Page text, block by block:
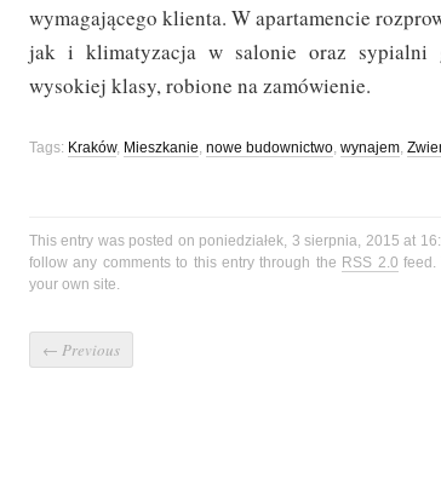
wymagającego klienta. W apartamencie
jak i klimatyzacja w salonie oraz sypialni
wysokiej klasy, robione na zamówienie.
Tags: Kraków, Mieszkanie, nowe budownictwo, wynajem,
This entry was posted on poniedziałek, 3 sierpnia, 2015 at
follow any comments to this entry through the RSS 2.0 feed.
your own site.
← Previous